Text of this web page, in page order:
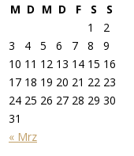
M D M D F S S
« Mrz
1
2
3
4 5 6 7 8
9
10 11 12 13 14 15 16
17 18 19 20 21 22 23
24 25 26 27 28 29 30
31